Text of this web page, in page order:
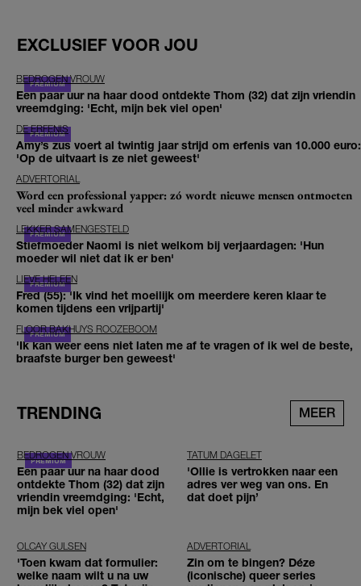
EXCLUSIEF VOOR JOU
BEDROGEN VROUW
Een paar uur na haar dood ontdekte Thom (32) dat zijn vriendin
vreemdging: 'Echt, mijn bek viel open'
DE ERFENIS
Amy’s zus voert al twintig jaar strijd om erfenis van 10.000 euro:
'Op de uitvaart is ze niet geweest'
ADVERTORIAL
Word een professional yapper: zó wordt nieuwe mensen ontmoeten
veel minder awkward
LEKKER SAMENGESTELD
Stiefmoeder Naomi is niet welkom bij verjaardagen: 'Hun
moeder wil niet dat ik er ben'
LIEVE HELEEN
Fred (55): 'Ik vind het moeilijk om meerdere keren klaar te
komen tijdens een vrijpartij'
FLOOR BAKHUYS ROOZEBOOM
'Ik kan weer eens niet laten me af te vragen of ik wel de beste,
braafste burger ben geweest'
TRENDING MEER
BEDROGEN VROUW
Een paar uur na haar dood
ontdekte Thom (32) dat zijn
vriendin vreemdging: 'Echt,
mijn bek viel open'
TATUM DAGELET
'Ollie is vertrokken naar een
adres ver weg van ons. En
dat doet pijn’
OLCAY GULSEN
'Toen kwam dat formulier:
welke naam wilt u na uw
ADVERTORIAL
Zin om te bingen? Déze
(iconische) queer series